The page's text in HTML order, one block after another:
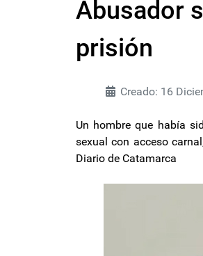
Abusador
prisión
Creado: 16
Un hombre que había
sexual con acceso
Diario de Catamarca